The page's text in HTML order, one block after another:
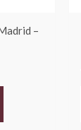
–